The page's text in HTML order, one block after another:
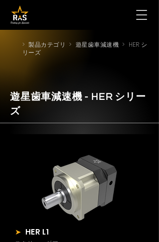
>製品カテゴリ > 遊星歯車減速機 > HER シ
リーズ
遊星歯車減速機 - HER シリー
ズ
➤ HER L1